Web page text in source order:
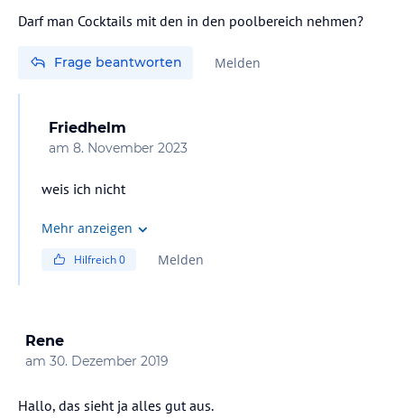
Darf man Cocktails mit den in den poolbereich nehmen?
Frage beantworten Melden
Friedhelm
am 8. November 2023
weis ich nicht
Mehr anzeigen
Hilfreich0 Melden
Rene
am 30. Dezember 2019
Hallo, das sieht ja alles gut aus.